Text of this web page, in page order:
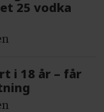
25 vodka
i 18 år – får